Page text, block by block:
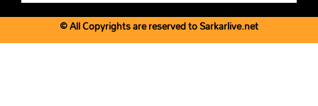
© All Copyrights are reserved to Sarkarlive.net